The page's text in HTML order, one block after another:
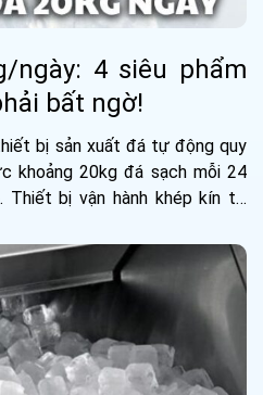
ngày: 4 siêu phẩm
bất ngờ!
bị sản xuất đá tự động quy
khoảng 20kg đá sạch mỗi 24
Thiết bị vận hành khép kín từ